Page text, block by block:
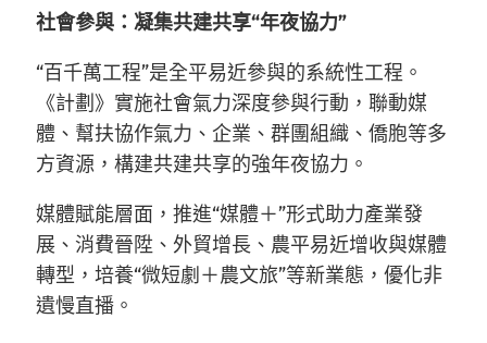
社會參與：凝集共建共享“年夜協力”
“百千萬工程”是全平易近參與的系統性工程。
《計劃》實施社會氣力深度參與行動，聯動媒
體、幫扶協作氣力、企業、群團組織、僑胞等多
方資源，構建共建共享的強年夜協力。
媒體賦能層面，推進“媒體＋”形式助力產業發
展、消費晉陞、外貿增長、農平易近增收與媒體
轉型，培養“微短劇＋農文旅”等新業態，優化非
遺慢直播。